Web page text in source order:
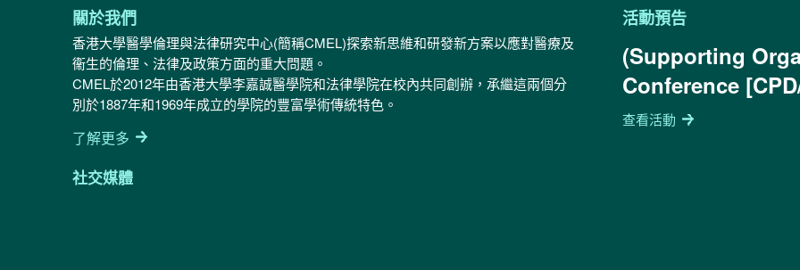
關於我們
香港大學醫學倫理與法律研究中心(簡稱CMEL)探索新思維和研發新方案以應對醫療及
衞生的倫理、法律及政策方面的重大問題。
CMEL於2012年由香港大學李嘉誠醫學院和法律學院在校內共同創辦，承繼這兩個分
別於1887年和1969年成立的學院的豐富學術傳統特色。
了解更多
社交媒體
活動預告
(Supporting
Conference
查看活動